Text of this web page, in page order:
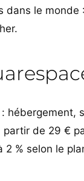
le monde
hébergement,
de 29 €
% selon le